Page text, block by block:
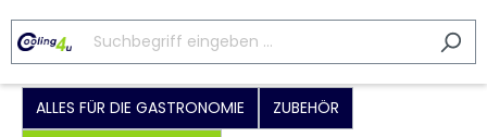
ALLES FÜR DIE GASTRONOMIE
ZUBEHÖR